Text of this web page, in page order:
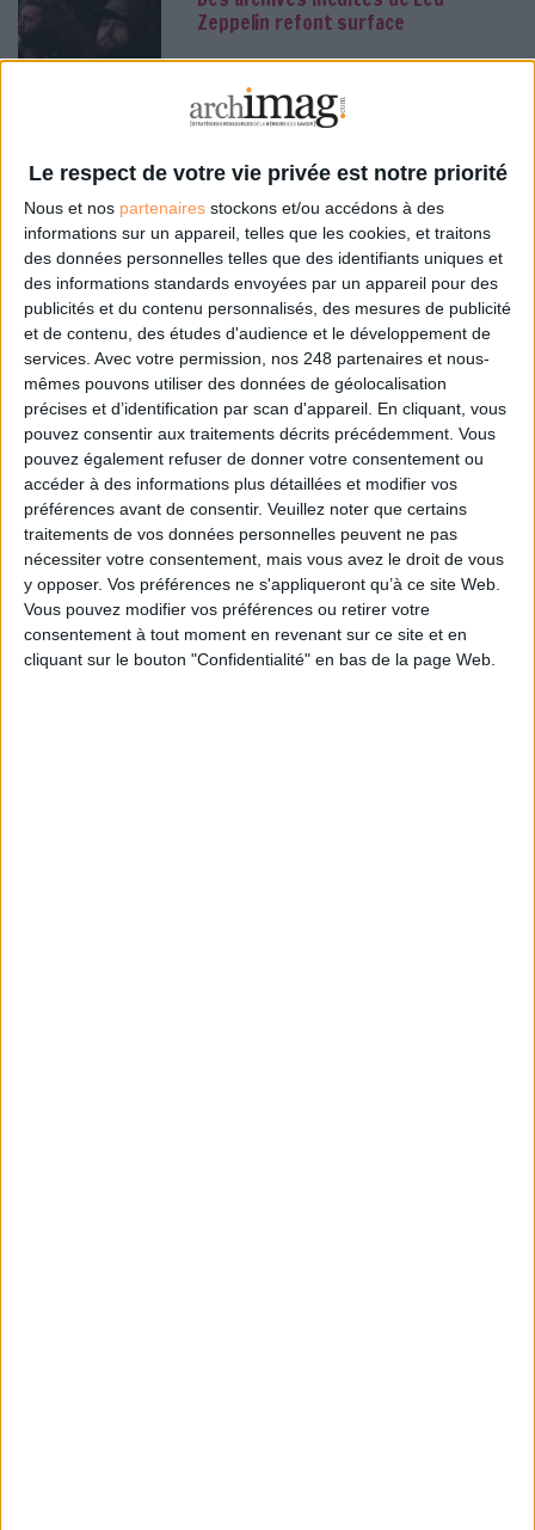
Le respect de votre vie privée est notre priorité
Nous et nos partenaires stockons et/ou accédons à des
informations sur un appareil, telles que les cookies, et traitons
des données personnelles telles que des identifiants uniques et
des informations standards envoyées par un appareil pour des
publicités et du contenu personnalisés, des mesures de publicité
et de contenu, des études d'audience et le développement de
services. Avec votre permission, nos 248 partenaires et nous-
mêmes pouvons utiliser des données de géolocalisation
précises et d’identification par scan d'appareil. En cliquant, vous
pouvez consentir aux traitements décrits précédemment. Vous
pouvez également refuser de donner votre consentement ou
accéder à des informations plus détaillées et modifier vos
préférences avant de consentir. Veuillez noter que certains
traitements de vos données personnelles peuvent ne pas
nécessiter votre consentement, mais vous avez le droit de vous
y opposer. Vos préférences ne s'appliqueront qu’à ce site Web.
Vous pouvez modifier vos préférences ou retirer votre
consentement à tout moment en revenant sur ce site et en
cliquant sur le bouton "Confidentialité" en bas de la page Web.
Zeppelin refont surface
Classement
La bibliothèque de Lille
confie son récolement
AureXus
Numérisation
Le Bénin bascule dans la
dématérialisation tous azimuts
Gooooal !
Le plus beau but de
tous les temps, signé
Pelé, reconstitué grâce
à l'IA et aux archives
Méthode
Abonné IA en entreprise : encadrer
les usages sans freiner
l’expérimentation